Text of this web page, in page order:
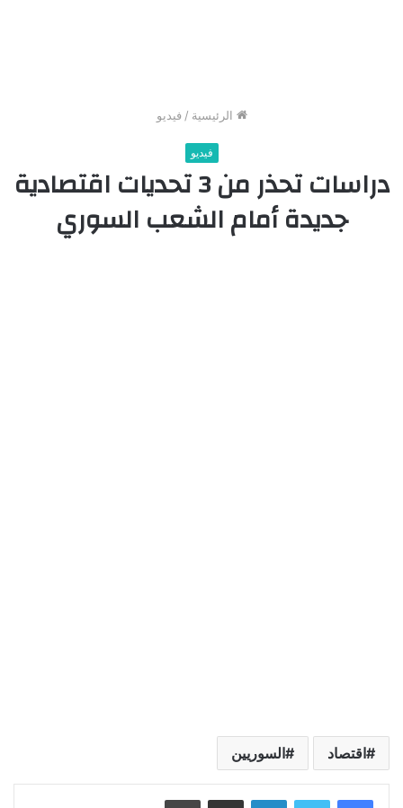
الرئيسية / فيديو
فيديو
دراسات تحذر من 3 تحديات اقتصادية
جديدة أمام الشعب السوري
اقتصاد السوريين
لينكدإن